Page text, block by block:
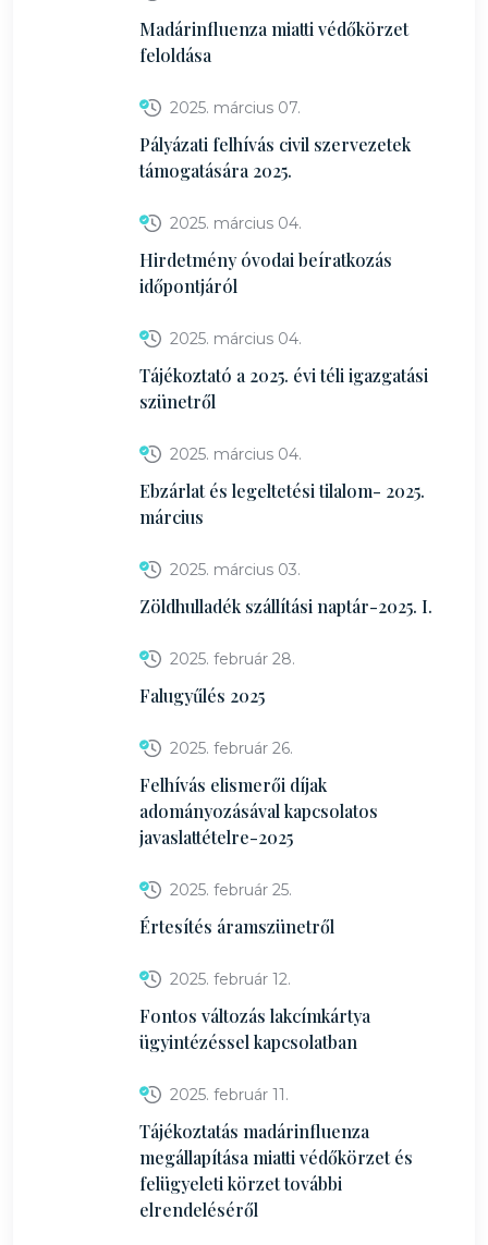
Madárinfluenza miatti védőkörzet
feloldása
2025. március 07.
Pályázati felhívás civil szervezetek
támogatására 2025.
2025. március 04.
Hirdetmény óvodai beíratkozás
időpontjáról
2025. március 04.
Tájékoztató a 2025. évi téli igazgatási
szünetről
2025. március 04.
Ebzárlat és legeltetési tilalom- 2025.
március
2025. március 03.
Zöldhulladék szállítási naptár-2025. I.
2025. február 28.
Falugyűlés 2025
2025. február 26.
Felhívás elismerői díjak
adományozásával kapcsolatos
javaslattételre-2025
2025. február 25.
Értesítés áramszünetről
2025. február 12.
Fontos változás lakcímkártya
ügyintézéssel kapcsolatban
2025. február 11.
Tájékoztatás madárinfluenza
megállapítása miatti védőkörzet és
felügyeleti körzet további
elrendeléséről